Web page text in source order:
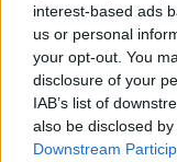
interest-based ads
us or personal
your opt-out. You
disclosure of your
IAB’s list of
also be disclosed
Downstream
08. 02.
SOKAN
EMIATT
Érdemes odafigyelni
08. 01.
EGYRE
VITAMINHIÁNY –
Erre figyelj!